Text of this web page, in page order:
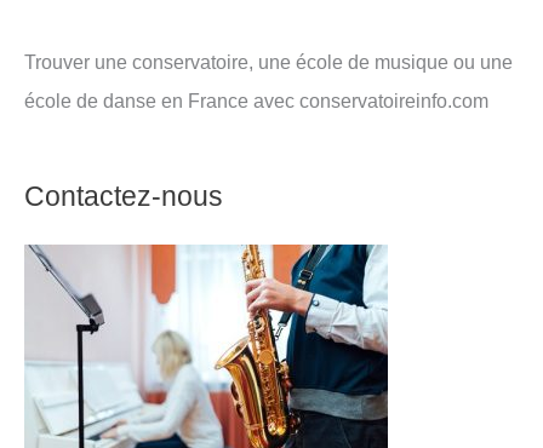
Trouver une conservatoire, une école de musique ou une
école de danse en France avec conservatoireinfo.com
Contactez-nous